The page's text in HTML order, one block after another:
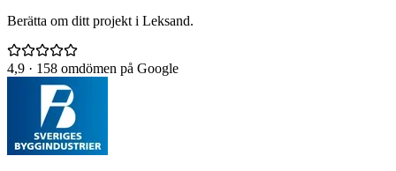
Berätta om ditt projekt i Leksand.
4,9 · 158 omdömen på Google